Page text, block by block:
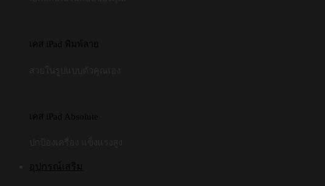
เคส iPad พิมพ์ลาย
เคส iPad Absolute
อุปกรณ์เสริม